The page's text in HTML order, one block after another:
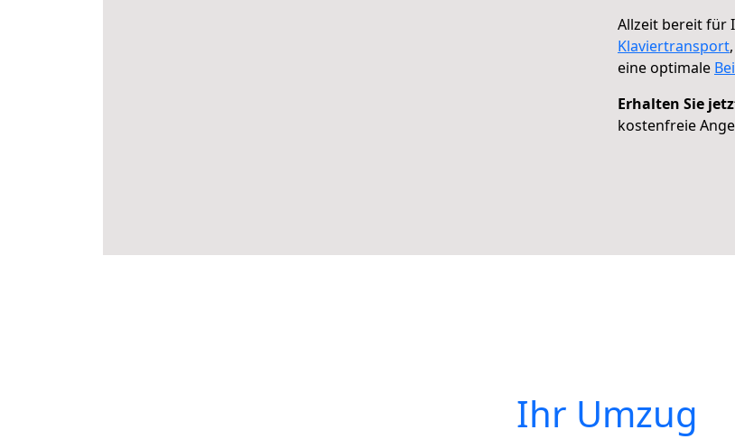
Allzeit bereit für
Klaviertransport,
eine optimale
Erhalten Sie
kostenfreie
Ihr Umzug